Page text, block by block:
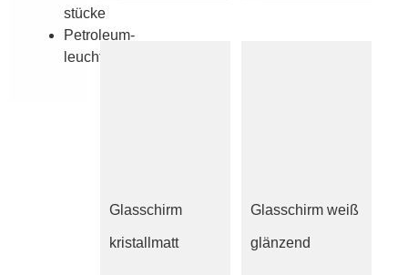
stücke
Petroleum­
leuchten
Glasschirm
kristallmatt
Glasschirm weiß
glänzend